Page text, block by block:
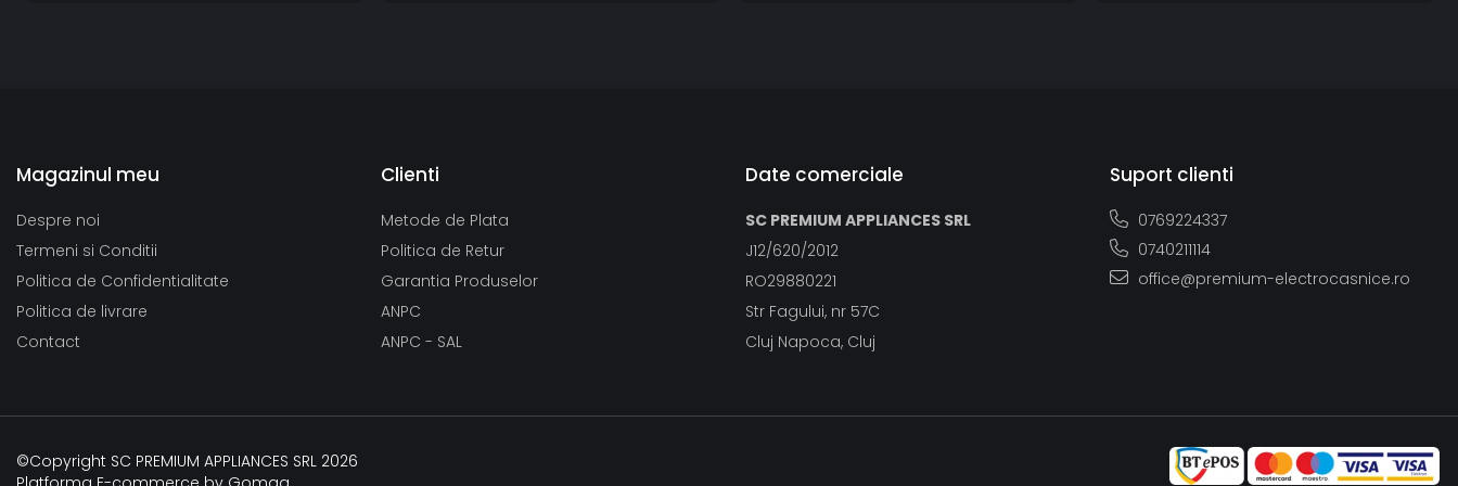
Magazinul meu
Despre noi
Termeni si Conditii
Politica de Confidentialitate
Politica de livrare
Contact
Clienti
Metode de Plata
Politica de Retur
Garantia Produselor
ANPC
ANPC - SAL
Date comerciale
SC PREMIUM APPLIANCES SRL
J12/620/2012
RO29880221
Str Fagului, nr 57C
Cluj Napoca, Cluj
Suport clienti
0769224337
0740211114
office@premium-electrocasnice.ro
©Copyright SC PREMIUM APPLIANCES SRL 2026